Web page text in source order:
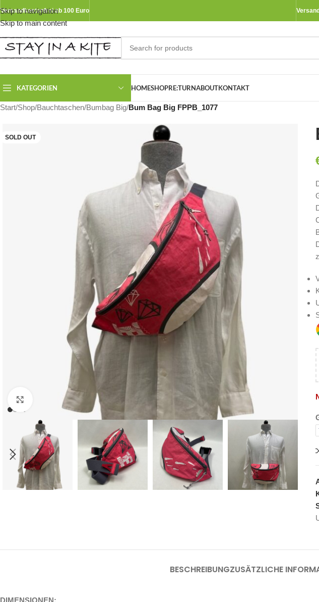
Skip to navigation
Skip to main content
Versandkostenfrei ab 100 Euro
KATEGORIEN HOMESHOPRE:TURNABOUTKONTAKT
Start/Shop/Bauchtaschen/Bumbag Big/Bum Bag Big FPPB_1077
SOLD OUT
Click to enlarge
BESCHREIBUNGZUSÄTZLICHE
DIMENSIONEN: